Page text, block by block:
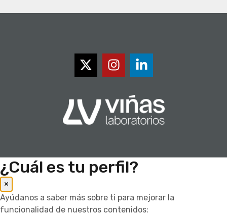
¿Cuál es tu perfil?
×
Ayúdanos a saber más sobre ti para mejorar la
funcionalidad de nuestros contenidos: